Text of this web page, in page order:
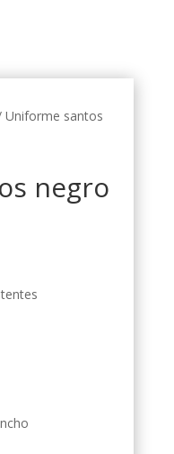
Uniforme santos
negro